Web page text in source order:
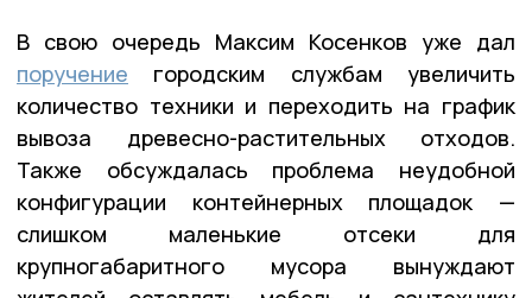
В свою очередь Максим Косенков уже дал
поручение городским службам увеличить
количество техники и переходить на график
вывоза древесно-растительных отходов.
Также обсуждалась проблема неудобной
конфигурации контейнерных площадок —
слишком маленькие отсеки для
крупногабаритного мусора вынуждают